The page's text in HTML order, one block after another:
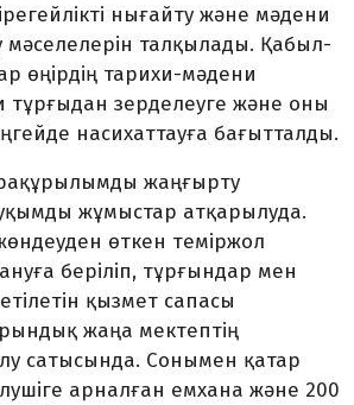
нығайту және мәдени
мәселелерін талқылады. Қа­был­
өңірдің тарихи-мәдени
тұрғыдан зерделеуге және оны
насихаттауға бағытталды.
жаңғырту
жұмыстар атқары­луда.
өткен теміржол
беріліп, тұрғындар мен
қызмет сапасы
жаңа мектептің
сатысында. Сонымен қатар
арналған емхана және 200